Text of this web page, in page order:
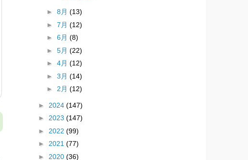
► 8月 (13)
► 7月 (12)
► 6月 (8)
► 5月 (22)
► 4月 (12)
► 3月 (14)
► 2月 (12)
► 2024 (147)
► 2023 (147)
► 2022 (99)
► 2021 (77)
► 2020 (36)